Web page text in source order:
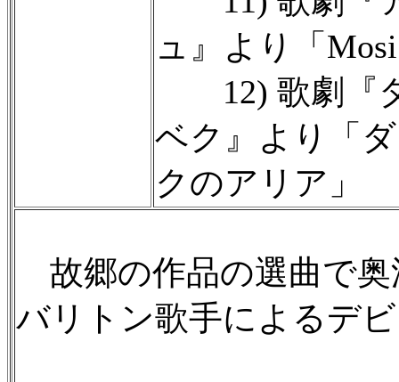
ュ』より「
12) 歌劇『
ベク』より「
クのアリア」
故郷の作品の選曲で
バリトン歌手によるデ